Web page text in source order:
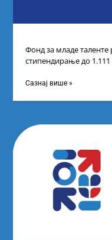
Фонд за младе таленте
стипендирање до
Сазнај више »